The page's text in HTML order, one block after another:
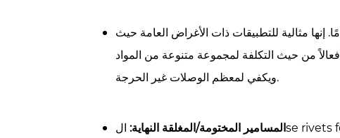
إنها مثالية للتطبيقات ذات الأغراض العامة حيث
فعالاً من حيث التكلفة لمجموعة متنوعة من المواد
ويكفي لمعظم الوصلات غير الحرجة.
المسامير المختومة/المغلقة النهاية: الse rivets feature a completely sealed body, making them airtight and